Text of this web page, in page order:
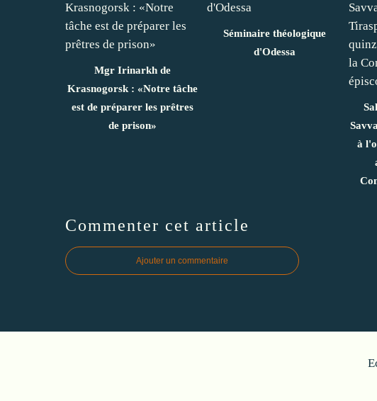
Mgr Irinarkh de
Krasnogorsk : «Notre tâche
est de préparer les prêtres
de prison»
Séminaire théologique
d'Odessa
à
Commenter cet article
Ajouter un commentaire